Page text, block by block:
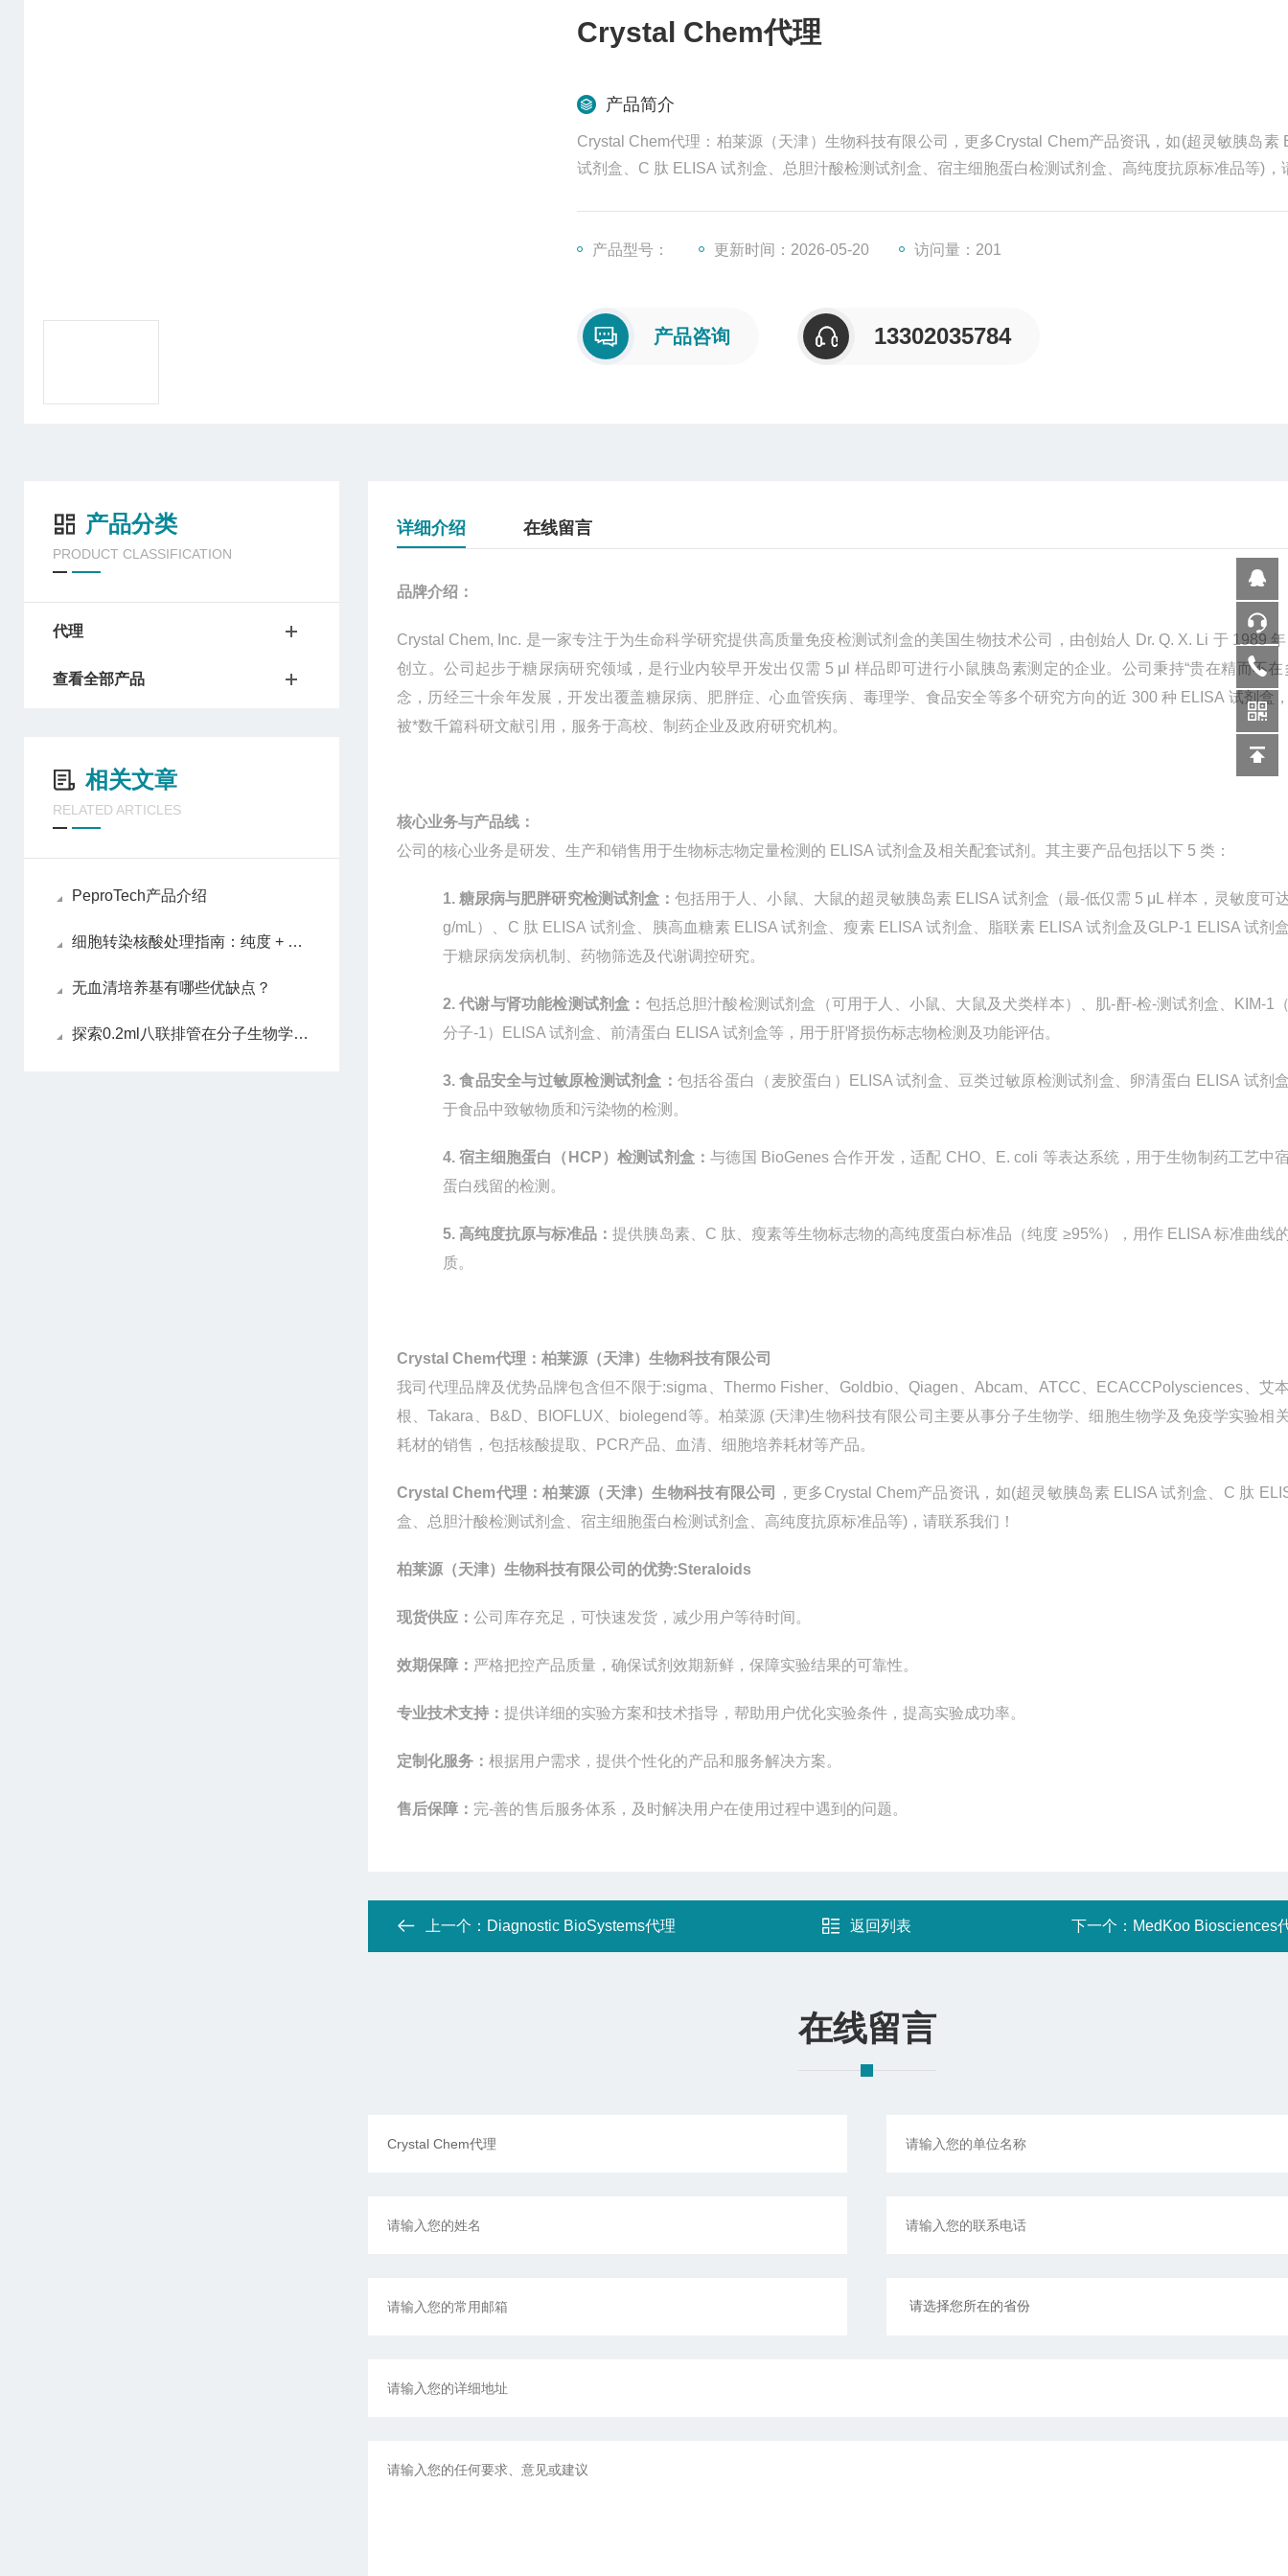
Crystal Chem代理
产品简介
Crystal Chem代理：柏莱源（天津）生物科技有限公司，更多Crystal Chem产品资讯，如(超灵敏胰岛素
试剂盒、C 肽 ELISA 试剂盒、总胆汁酸检测试剂盒、宿主细胞蛋白检测试剂盒、高纯度抗原标准品等)，
产品型号： 更新时间：2026-05-20 访问量：201
产品咨询 13302035784
产品分类
PRODUCT CLASSIFICATION
代理
查看全部产品
相关文章
RELATED ARTICLES
PeproTech产品介绍
细胞转染核酸处理指南：纯度 + 浓度双把控
无血清培养基有哪些优缺点？
探索0.2ml八联排管在分子生物学实验中的应用价值
详细介绍 在线留言
品牌介绍：
Crystal Chem, Inc. 是一家专注于为生命科学研究提供高质量免疫检测试剂盒的美国生物技术公司，由创始人 Dr. Q. X. Li 于 1989
创立。公司起步于糖尿病研究领域，是行业内较早开发出仅需 5 μ 样品即可进行小鼠胰岛素测定的企业。公司秉持“贵在精而不
念，历经三十余年发展，开发出覆盖糖尿病、肥胖症、心血管疾病、毒理学、食品安全等多个研究方向的近 300 种 ELISA 试剂盒
被*数千篇科研文献引用，服务于高校、制药企业及政府研究机构。
核心业务与产品线：
公司的核心业务是研发、生产和销售用于生物标志物定量检测的 ELISA 试剂盒及相关配套试剂。其主要产品包括以下 5 类：
1.糖尿病与肥胖研究检测试剂盒：包括用于人、小鼠、大鼠的超灵敏胰岛素 ELISA试剂盒（最-低仅需 5 μ L样本，灵敏度可
g/mL
）、 C 肽 ELISA 试剂盒、胰高血糖素 ELISA试剂盒、瘦素 ELISA试剂盒、脂联素 ELISA试剂盒及 GLP-1 ELISA 试剂
于糖尿病发病机制、药物筛选及代谢调控研究。
2.代谢与肾功能检测试剂盒： 包括总胆汁酸检测试剂盒（可用于人、小鼠、大鼠及犬类样本）、肌-酐-检-测试剂盒、 KIM-1
分子-1 ） ELISA 试剂盒、前清蛋白 ELISA 试剂盒等，用于肝肾损伤标志物检测及功能评估。
3.食品安全与过敏原检测试剂盒： 包括谷蛋白（麦胶蛋白） ELISA试剂盒、豆类过敏原检测试剂盒、卵清蛋白 ELISA 试剂
于食品中致敏物质和污染物的检测。
4.宿主细胞蛋白（ HCP）检测试剂盒：与德国 BioGenes合作开发，适配 CHO、 E. coli 等表达系统，用于生物制药工艺中
蛋白残留的检测。
5.高纯度抗原与标准品：提供胰岛素、 C 肽、瘦素等生物标志物的高纯度蛋白标准品（纯度 ≥95%），用作 ELISA 标准曲线
质。
Crystal Chem代理：柏莱源（天津）生物科技有限公司
我司代理品牌及优势品牌包含但不限于:sigma Thermo Fisher Goldbio Qiagen 、Abcam ATCC ECACCPolysciences 、艾
根、Takara B&D BIOFLUX biolegend 等。柏菜源 (天津)生物科技有限公司主要从事分子生物学、细胞生物学及免疫学实验相
耗材的销售，包括核酸提取、
PCR产品、血清、细胞培养耗材等产品。
Crystal Chem代理：柏莱源（天津）生物科技有限公司 ，更多 Crystal Chem产品资讯，如(超灵敏胰岛素 ELISA试剂盒、 C 肽
盒、总胆汁酸检测试剂盒、宿主细胞蛋白检测试剂盒、高纯度抗原标准品等) ，请联系我们！
柏莱源（天津）生物科技有限公司的优势:Steraloids
现货供应： 公司库存充足，可快速发货，减少用户等待时间。
效期保障： 严格把控产品质量，确保试剂效期新鲜，保障实验结果的可靠性。
专业技术支持： 提供详细的实验方案和技术指导，帮助用户优化实验条件，提高实验成功率。
定制化服务： 根据用户需求，提供个性化的产品和服务解决方案。
售后保障： 完-善的售后服务体系，及时解决用户在使用过程中遇到的问题。
上一个： Diagnostic BioSystems代理 返回列表 下一个： MedKoo Biosciences
在线留言